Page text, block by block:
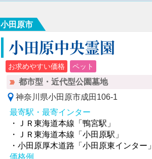
小田原市
小田原中央霊園
お求めやすい価格 ペット
都市型・近代型公園墓地
神奈川県小田原市成田106-1
最寄駅・最寄インター
・ＪＲ東海道本線「鴨宮駅」
・ＪＲ東海道本線「小田原駅」
・小田原厚木道路「小田原東インター」
価格例